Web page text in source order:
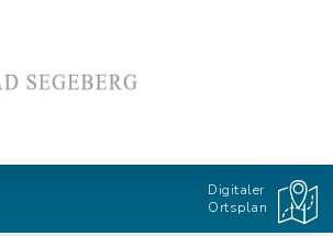
Digitaler
Ortsplan